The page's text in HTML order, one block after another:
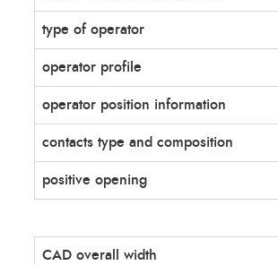
type of operator
operator profile
operator position information
contacts type and composition
positive opening
CAD overall width